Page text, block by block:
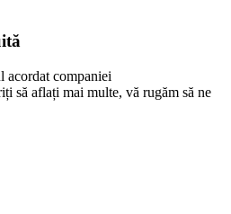
acordat companiei
să aflați mai multe, vă rugăm să ne